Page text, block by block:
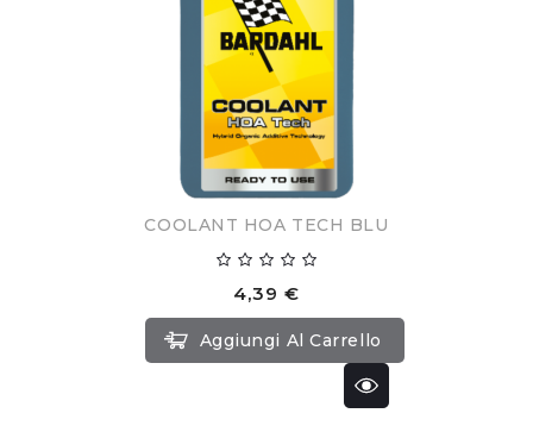
COOLANT HOA TECH BLU
4,39 €
Aggiungi Al Carrello